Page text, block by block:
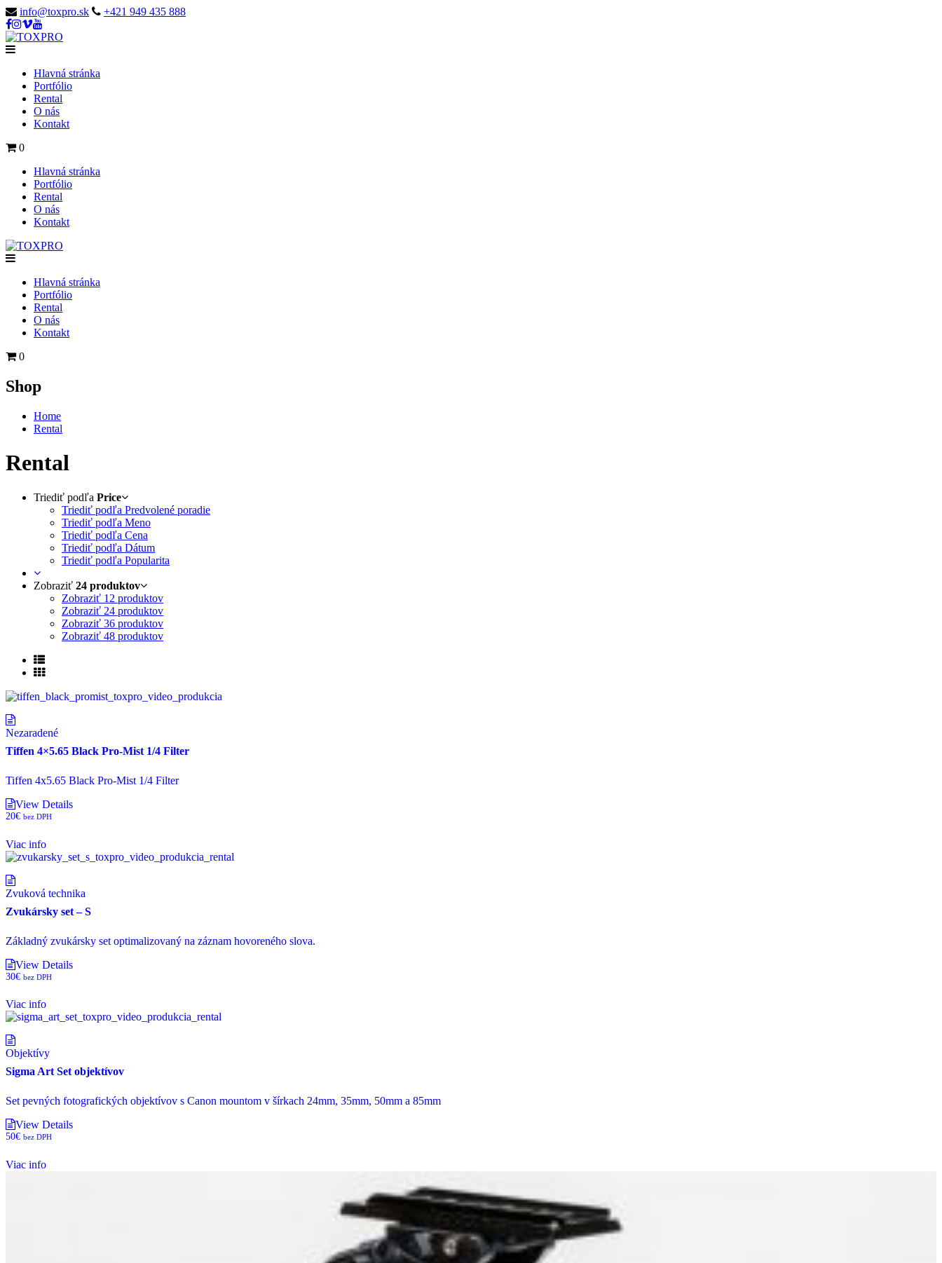
info@toxpro.sk +421 949 435 888
Hlavná stránka
Portfólio
Rental
O nás
Kontakt
0
Hlavná stránka
Portfólio
Rental
O nás
Kontakt
Hlavná stránka
Portfólio
Rental
O nás
Kontakt
0
Shop
Home
Rental
Rental
Triediť podľa Price
Triediť podľa Predvolené poradie
Triediť podľa Meno
Triediť podľa Cena
Triediť podľa Dátum
Triediť podľa Popularita
Zobraziť 24 produktov
Zobraziť 12 produktov
Zobraziť 24 produktov
Zobraziť 36 produktov
Zobraziť 48 produktov
Nezaradené
Tiffen 4×5.65 Black Pro-Mist 1/4 Filter
Tiffen 4x5.65 Black Pro-Mist 1/4 Filter
View Details
20€ bez DPH
Viac info
Zvuková technika
Zvukársky set – S
Základný zvukársky set optimalizovaný na záznam hovoreného slova.
View Details
30€ bez DPH
Viac info
Objektívy
Sigma Art Set objektívov
Set pevných fotografických objektívov s Canon mountom v šírkach 24mm, 35mm, 50mm a 85mm
View Details
50€ bez DPH
Viac info